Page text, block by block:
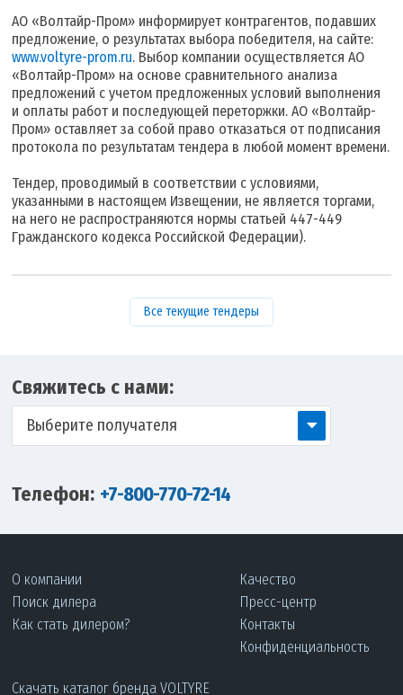
АО «Волтайр-Пром» информирует контрагентов, подавших
предложение, о результатах выбора победителя, на сайте:
www.voltyre-prom.ru. Выбор компании осуществляется АО
«Волтайр-Пром» на основе сравнительного анализа
предложений с учетом предложенных условий выполнения
и оплаты работ и последующей переторжки. АО «Волтайр-
Пром» оставляет за собой право отказаться от подписания
протокола по результатам тендера в любой момент времени.
Тендер, проводимый в соответствии с условиями,
указанными в настоящем Извещении, не является торгами,
на него не распространяются нормы статьей 447-449
Гражданского кодекса Российской Федерации).
Все текущие тендеры
Свяжитесь с нами:
Выберите получателя
Телефон: +7-800-770-72-14
О компании
Поиск дилера
Как стать дилером?
Качество
Пресс-центр
Контакты
Конфиденциальность
Скачать каталог бренда VOLTYRE